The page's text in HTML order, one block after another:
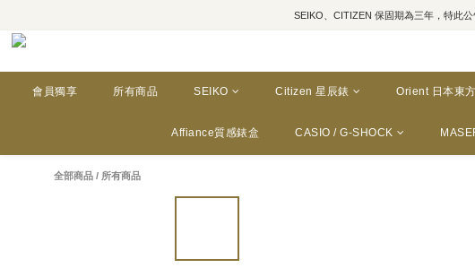
SEIKO、CITIZEN 保固期為三年，特此
會員獨享 所有商品 SEIKO Citizen 星辰錶 Orient 日本東
Affiance質感錶盒 CASIO / G-SHOCK
全部商品 / 所有商品